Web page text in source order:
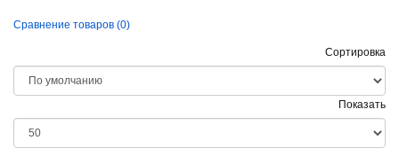
Сравнение товаров (0)
Сортировка
Показать